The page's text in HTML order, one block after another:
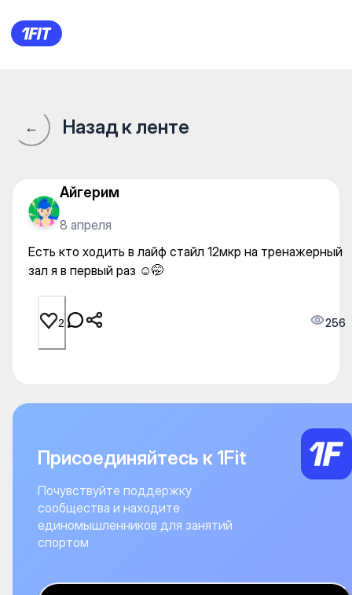
Есть кто ходить в лайф
← Назад к ленте
Айгерим
8 апреля
Есть кто ходить в лайф стайл 12мкр на тренажерный
зал я в первый раз ☺️🤭
2 256
Присоединяйтесь к 1Fit
Почувствуйте поддержку
сообщества и находите
единомышленников для занятий
спортом